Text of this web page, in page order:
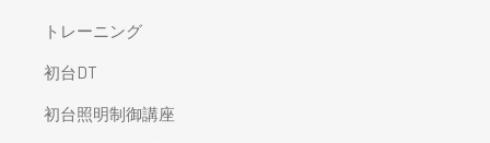
トレーニング
初台DT
初台照明制御講座